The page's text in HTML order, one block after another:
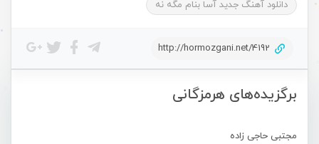
برگزیده‌های هرمزگانی
مجتبی حاجی زاده
دانلود آهنگ جدید آسا بنام مگه نه
http://hormozgani.net/4192